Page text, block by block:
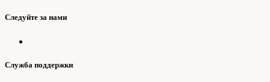
Следуйте за нами
Служба поддержки